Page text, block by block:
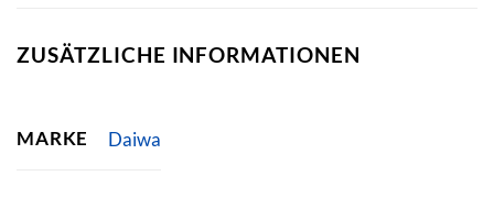
ZUSÄTZLICHE INFORMATIONEN
MARKE Daiwa